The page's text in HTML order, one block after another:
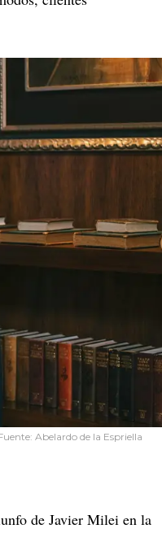
Abelardo de la Espriella
de Javier Milei en la